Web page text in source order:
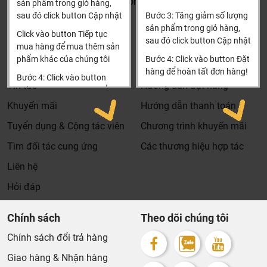
riêng cho ngành nghề này nó thực sự cần thiết và có giá
trị với khách hàng, điều đó giúp chúng tôi là đơn vị có giá
bán tốt nhất trong thị trường so với sản phẩm + dịch vụ
mà khách hàng nhận được. Bời vì Khali Nguyễn muốn
trở thành tri kỷ của ngôi nhà bạn.
Dịch vụ riêng của Khali Nguyễn dành cho khách hàng:
sản phẩm trong giỏ hàng,
sau đó click button Cập nhật
Click vào button Tiếp tục
mua hàng để mua thêm sản
phẩm khác của chúng tôi
Bước 4: Click vào button
Tiến hành thanh toán để
thanh toán đơn hàng của
Xin cảm ơn khách hàng!!!
Bước 3: Tăng giảm số lượng
sản phẩm trong giỏ hàng,
sau đó click button Cập nhật
Bước 4: Click vào button Đặt
hàng để hoàn tất đơn hàng!
Xin cảm ơn khách hàng!!!
0904501766
Thông tin
Tìm đại lý & Hợp tác
Tin tức
Khuyến mãi
Tuyển dụng & Cộng tác viên
Tìm đối tác cung ứng
Liên hệ
Hỏi đáp
Thông tin thêm
Hướng dẫn mua hàng
Hướng dẫn đặt hàng
Hướng dẫn thanh toán
Chương trình khuyến mãi
Các thương hiệu hợp tác
Chính sách
Chính sách đổi trả hàng
Giao hàng & Nhận hàng
Theo dõi chúng tôi